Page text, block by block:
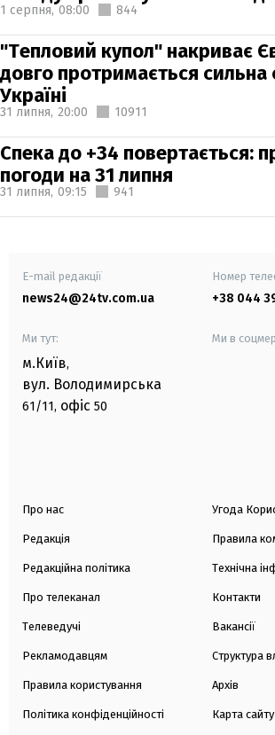
1 серпня, 08:00 844
"Тепловий купол" накриває
довго протримається сильна
Україні
31 липня, 20:00 10911
Спека до +34 повертається:
погоди на 31 липня
31 липня, 09:15 941
E-mail редакції
news24@24tv.com.ua
Номер
+38 044
Ми тут:
м.Київ,
вул. Володимирська
61/11, офіс 50
Ми в
Про нас
Редакція
Редакційна політика
Про телеканал
Телеведучі
Рекламодавцям
Правила користування
Політика конфіденційності
Угода
Правила
Технічна
Контакти
Вакансії
Структура
Архів
Карта сайту